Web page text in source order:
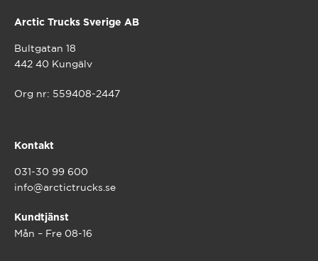
Arctic Trucks Sverige AB
Bultgatan 18
442 40 Kungälv
Org nr: 559408-2447
Kontakt
031-30 99 600
info@arctictrucks.se
Kundtjänst
Mån – Fre 08-16